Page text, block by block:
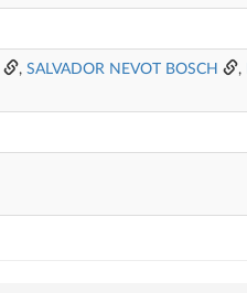
, SALVADOR NEVOT BOSCH ,